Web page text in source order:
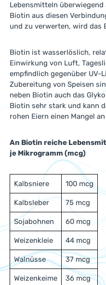
Lebensmitteln
Biotin aus diesen
und zu verwerten, wird das
Biotin ist wasserlöslich,
Einwirkung von Luft,
empfindlich gegenüber UV-
Zubereitung von Speisen
neben Biotin auch das
Biotin sehr stark und kann
rohen Eiern einen Mangel
An Biotin reiche
je Mikrogramm (mcg)
Kalbsniere 100 mcg
Kalbsleber 75 mcg
Sojabohnen 60 mcg
Weizenkleie 44 mcg
Walnüsse 37 mcg
Weizenkeime 36 mcg